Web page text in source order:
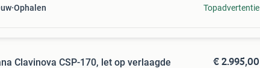
Ophalen Topadvertentie
Clavinova CSP-170, let op verlaagde
€ 2.995,00